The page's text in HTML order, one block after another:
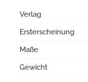
Verlag
Ersterscheinung
Maße
Gewicht